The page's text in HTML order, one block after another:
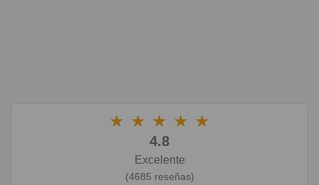
★ ★ ★ ★ ★
4.8
Excelente
(4685 reseñas)